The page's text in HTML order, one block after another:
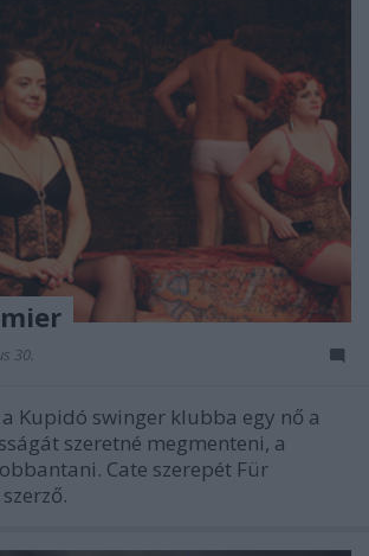
30.
Kupidó swinger klubba egy nő a
szeretné megmenteni, a
Cate szerepét Für